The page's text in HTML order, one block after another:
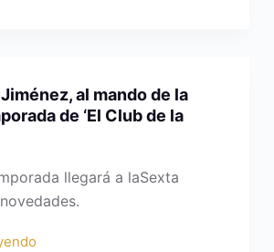
al mando de la
de ‘El Club de la
llegará a laSexta